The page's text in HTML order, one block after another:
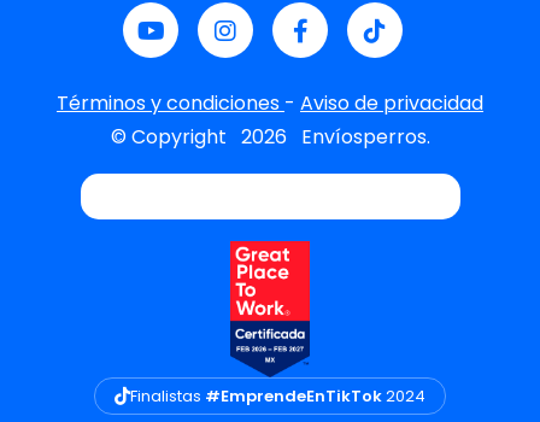
Términos y condiciones - Aviso de privacidad
© Copyright 2026 Envíosperros.
Finalistas #EmprendeEnTikTok2024